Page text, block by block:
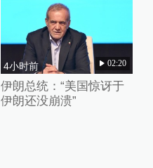
4小时前 02:20
伊朗总统：“美国惊讶于
伊朗还没崩溃”